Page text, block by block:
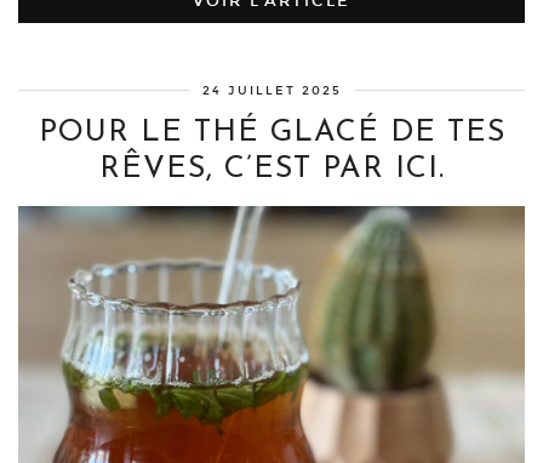
24 JUILLET 2025
POUR LE THÉ GLACÉ DE TES
RÊVES, C’EST PAR ICI.